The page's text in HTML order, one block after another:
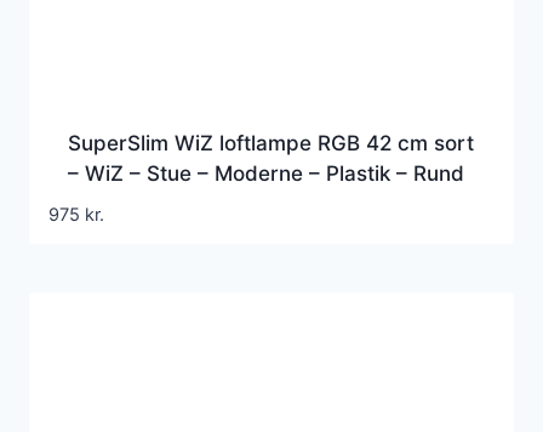
SuperSlim WiZ loftlampe RGB 42 cm sort
– WiZ – Stue – Moderne – Plastik – Rund
975 kr.